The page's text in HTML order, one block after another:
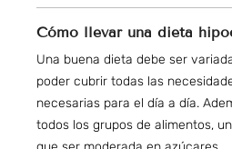
Cómo llevar una dieta
Una buena dieta debe ser
poder cubrir todas las
necesarias para el día a día.
todos los grupos de alimentos,